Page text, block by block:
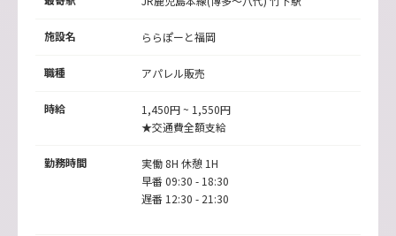
施設名 ららぽーと福岡
職種 アパレル販売
時給
1,450円 ~ 1,550円
★交通費全額支給
勤務時間
実働 8H 休憩 1H
早番 09:30 - 18:30
遅番 12:30 - 21:30